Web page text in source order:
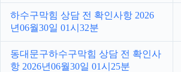
하수구막힘 상담 전 확인사항 2026
년06월30일 01시32분
동대문구하수구막힘 상담 전 확인사
항 2026년06월30일 01시25분